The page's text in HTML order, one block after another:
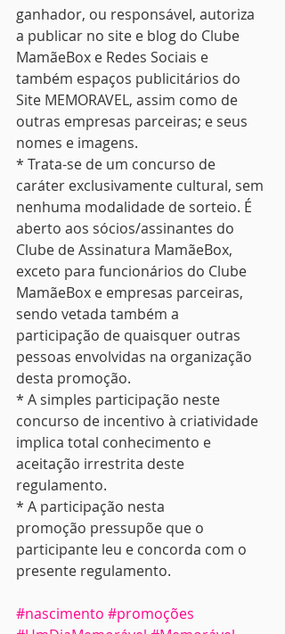
ganhador, ou responsável, autoriza
a publicar no site e blog do Clube
MamãeBox e Redes Sociais e
também espaços publicitários do
Site MEMORAVEL, assim como de
outras empresas parceiras; e seus
nomes e imagens.
* Trata-se de um concurso de
caráter exclusivamente cultural, sem
nenhuma modalidade de sorteio. É
aberto aos sócios/assinantes do
Clube de Assinatura MamãeBox,
exceto para funcionários do Clube
MamãeBox e empresas parceiras,
sendo vetada também a
participação de quaisquer outras
pessoas envolvidas na organização
desta promoção.
* A simples participação neste
concurso de incentivo à criatividade
implica total conhecimento e
aceitação irrestrita deste
regulamento.
* A participação nesta
promoção pressupõe que o
participante leu e concorda com o
presente regulamento.
#nascimento #promoções